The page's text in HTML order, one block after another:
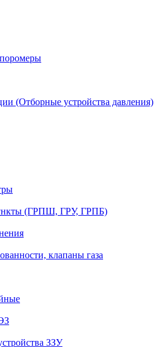
(Отборные устройства давления)
(ГРПШ, ГРУ, ГРПБ)
клапаны газа
ЗЗУ